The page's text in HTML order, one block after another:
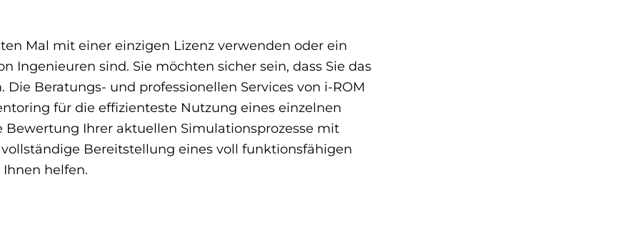
Mal mit einer einzigen Lizenz verwenden oder ein
Ingenieuren sind. Sie möchten sicher sein, dass Sie das
Beratungs- und professionellen Services von i-ROM
für die effizienteste Nutzung eines einzelnen
Ihrer aktuellen Simulationsprozesse mit
Bereitstellung eines voll funktionsfähigen
helfen.